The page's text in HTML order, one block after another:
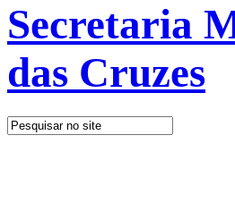
Secretaria
das Cruzes